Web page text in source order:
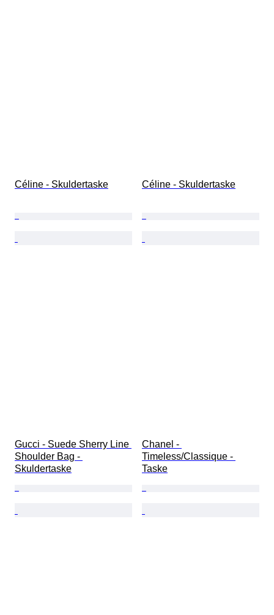
Céline - Skuldertaske Céline - Skuldertaske
Gucci - Suede Sherry Line
Shoulder Bag -
Skuldertaske
Chanel -
Timeless/Classique -
Taske